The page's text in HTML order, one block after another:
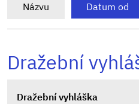
Názvu
Datum od
Dražební
Dražební vyhláška